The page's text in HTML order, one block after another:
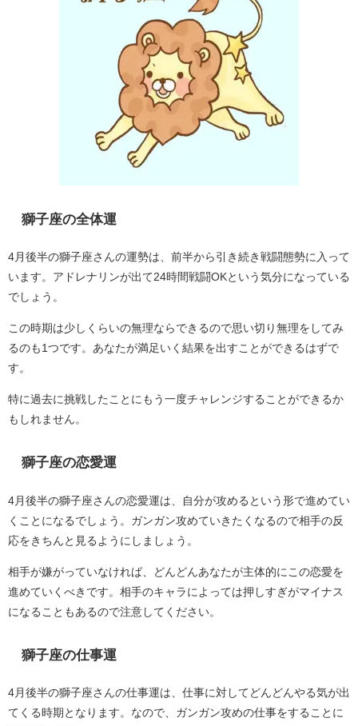
獅子座の全体運
4月後半の獅子座さんの運勢は、前半から引き続き戦闘態勢に入って
います。アドレナリンが出て24時間戦闘OKという気分になっている
でしょう。
この時期は少しくらいの無理ならできるので思い切り無理をしてみ
るのも1つです。あなたが満足いく結果を出すことができるはずで
す。
特に過去に挑戦したことにもう一度チャレンジすることができるか
もしれません。
獅子座の恋愛運
4月後半の獅子座さんの恋愛運は、自分が攻めるという形で進めてい
くことになるでしょう。ガンガン攻めていきたくなるので相手の反
応をきちんと見るようにしましょう。
相手が嫌がっていなければ、どんどんあなたが主体的にこの恋愛を
進めていくべきです。相手のキャラによっては押しすぎがマイナス
になることもあるので注意してください。
獅子座の仕事運
4月後半の獅子座さんの仕事運は、仕事に対してどんどんやる気が出
てくる時期となります。なので、ガンガン攻めの仕事をすることに